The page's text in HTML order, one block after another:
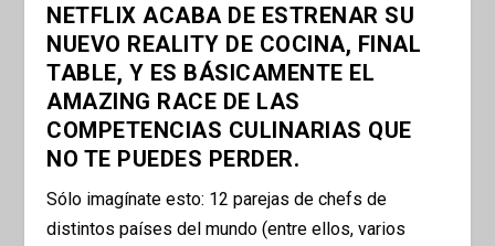
NETFLIX ACABA DE ESTRENAR SU
NUEVO REALITY DE COCINA, FINAL
TABLE, Y ES BÁSICAMENTE EL
AMAZING RACE DE LAS
COMPETENCIAS CULINARIAS QUE
NO TE PUEDES PERDER.
Sólo imagínate esto: 12 parejas de chefs de
distintos países del mundo (entre ellos, varios